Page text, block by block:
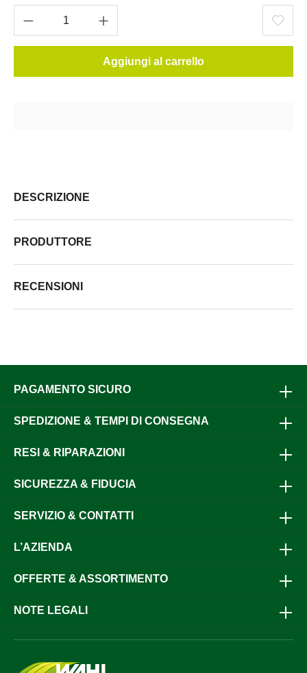
Aggiungi al carrello
DESCRIZIONE
PRODUTTORE
RECENSIONI
PAGAMENTO SICURO
SPEDIZIONE & TEMPI DI CONSEGNA
RESI & RIPARAZIONI
SICUREZZA & FIDUCIA
SERVIZIO & CONTATTI
L’AZIENDA
OFFERTE & ASSORTIMENTO
NOTE LEGALI